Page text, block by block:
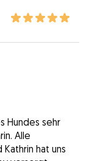
Hundes sehr
Alle
hat uns